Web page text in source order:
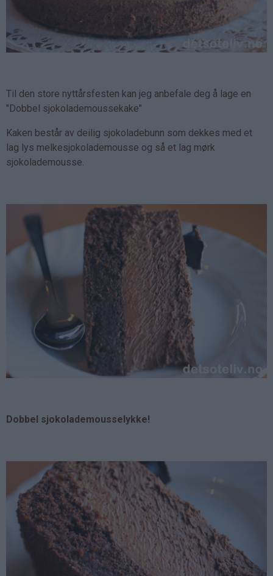
Til den store nyttårsfesten kan jeg anbefale deg å lage en
"Dobbel sjokolademoussekake"
Kaken består av deilig sjokoladebunn som dekkes med et
lag lys melkesjokolademousse og så et lag mørk
sjokolademousse.
Dobbel sjokolademousselykke!